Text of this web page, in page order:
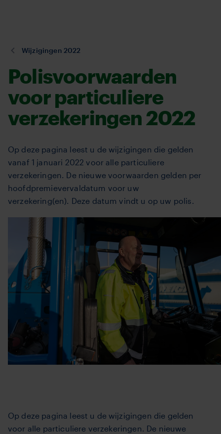
gaan
U
hier:
Wijzigingen 2022
Polisvoorwaarden
voor particuliere
verzekeringen 2022
Op deze pagina leest u de wijzigingen die gelden
vanaf 1 januari 2022 voor alle particuliere
verzekeringen. De nieuwe voorwaarden gelden per
hoofdpremievervaldatum voor uw
verzekering(en). Deze datum vindt u op uw polis.
Op deze pagina leest u de wijzigingen die gelden
voor alle particuliere verzekeringen. De nieuwe